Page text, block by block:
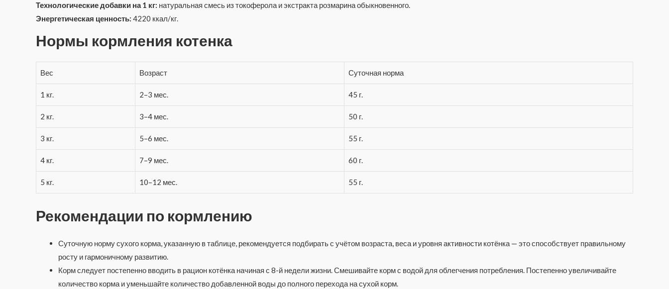
Технологические добавки на 1 кг: натуральная смесь из токоферола и экстракта розмарина обыкновенного.
Энергетическая ценность: 4220 ккал/кг.
Нормы кормления котенка
Вес Возраст Суточная норма
1 кг. 2–3 мес. 45 г.
2 кг. 3–4 мес. 50 г.
3 кг. 5–6 мес. 55 г.
4 кг. 7–9 мес. 60 г.
5 кг. 10–12 мес. 55 г.
Рекомендации по кормлению
Суточную норму сухого корма, указанную в таблице, рекомендуется подбирать с учётом возраста, веса и уровня активности котёнка — это способствует правильному
росту и гармоничному развитию.
Корм следует постепенно вводить в рацион котёнка начиная с 8-й недели жизни. Смешивайте корм с водой для облегчения потребления. Постепенно увеличивайте
количество корма и уменьшайте количество добавленной воды до полного перехода на сухой корм.